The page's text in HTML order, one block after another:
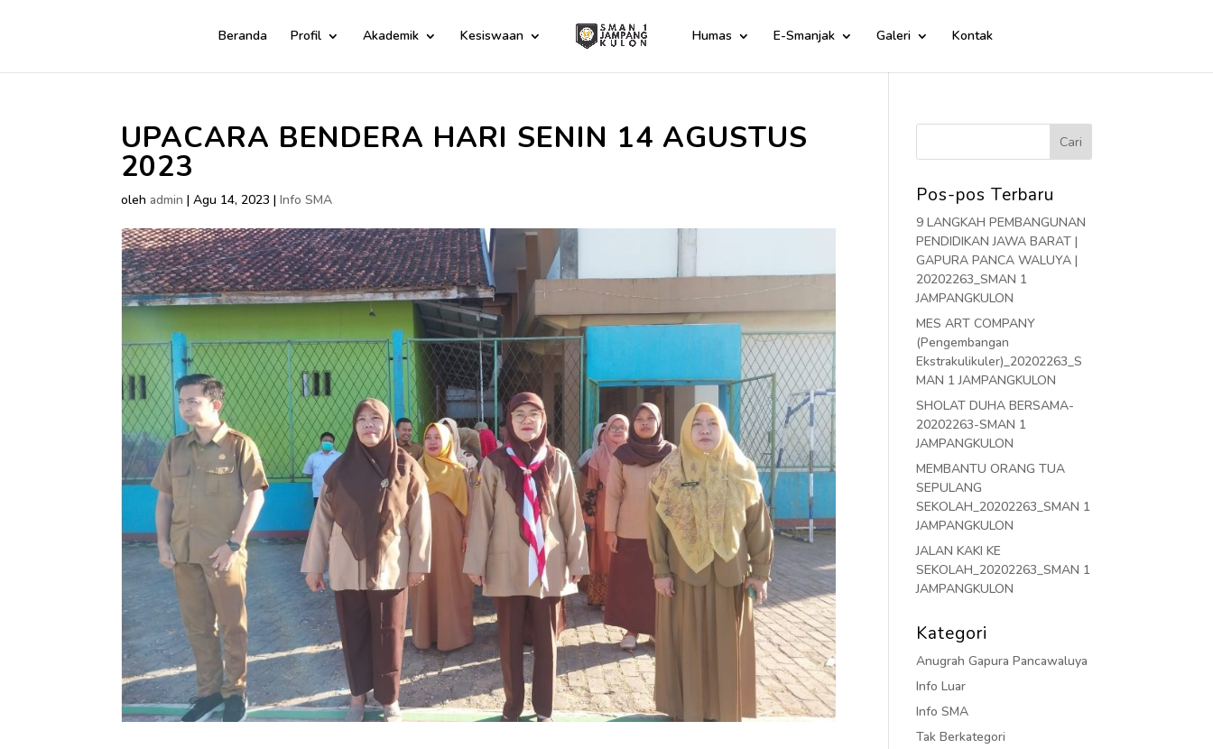
Beranda Profil Akademik Kesiswaan Humas E-Smanjak Galeri Kontak
UPACARA BENDERA HARI SENIN 14 AGUSTUS
2023
olehadmin |Agu 14, 2023 |Info SMA Pos-pos Terbaru
9 LANGKAH PEMBANGUNAN
PENDIDIKAN JAWA BARAT |
GAPURA PANCA WALUYA |
20202263_SMAN 1
JAMPANGKULON
MES ART COMPANY
(Pengembangan
Ekstrakulikuler)_20202263_S
MAN 1 JAMPANGKULON
SHOLAT DUHA BERSAMA-
20202263-SMAN 1
JAMPANGKULON
MEMBANTU ORANG TUA
SEPULANG
SEKOLAH_20202263_SMAN 1
JAMPANGKULON
JALAN KAKI KE
SEKOLAH_20202263_SMAN 1
JAMPANGKULON
Kategori
Anugrah Gapura Pancawaluya
Info Luar
Info SMA
Tak Berkategori